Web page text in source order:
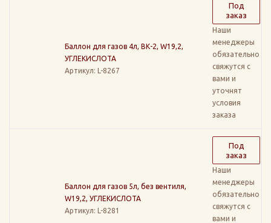
Баллон для газов 4л, ВК-2, W19,2,
УГЛЕКИСЛОТА
Артикул: L-8267
Под
заказ
Наши
менеджеры
обязательно
свяжутся с
вами и
уточнят
условия
заказа
Баллон для газов 5л, без вентиля,
W19,2, УГЛЕКИСЛОТА
Артикул: L-8281
Под
заказ
Наши
менеджеры
обязательно
свяжутся с
вами и